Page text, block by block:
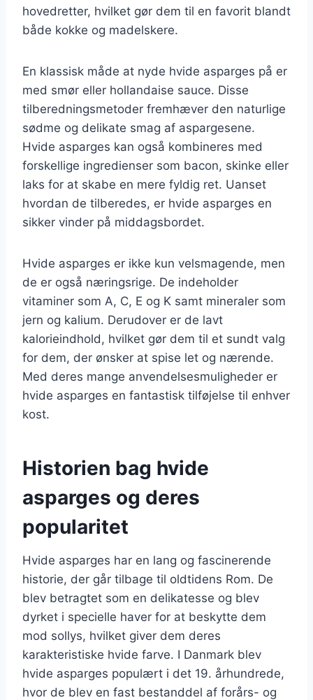
hovedretter, hvilket gør dem til en favorit blandt
både kokke og madelskere.
En klassisk måde at nyde hvide asparges på er
med smør eller hollandaise sauce. Disse
tilberedningsmetoder fremhæver den naturlige
sødme og delikate smag af aspargesene.
Hvide asparges kan også kombineres med
forskellige ingredienser som bacon, skinke eller
laks for at skabe en mere fyldig ret. Uanset
hvordan de tilberedes, er hvide asparges en
sikker vinder på middagsbordet.
Hvide asparges er ikke kun velsmagende, men
de er også næringsrige. De indeholder
vitaminer som A, C, E og K samt mineraler som
jern og kalium. Derudover er de lavt
kalorieindhold, hvilket gør dem til et sundt valg
for dem, der ønsker at spise let og nærende.
Med deres mange anvendelsesmuligheder er
hvide asparges en fantastisk tilføjelse til enhver
kost.
Historien bag hvide
asparges og deres
popularitet
Hvide asparges har en lang og fascinerende
historie, der går tilbage til oldtidens Rom. De
blev betragtet som en delikatesse og blev
dyrket i specielle haver for at beskytte dem
mod sollys, hvilket giver dem deres
karakteristiske hvide farve. I Danmark blev
hvide asparges populært i det 19. århundrede,
hvor de blev en fast bestanddel af forårs- og